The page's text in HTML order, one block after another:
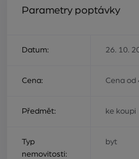
Parametry poptávky
Datum: 26. 10.
Cena: Cena od
Předmět: ke koupi
Typ
nemovitosti:
byt